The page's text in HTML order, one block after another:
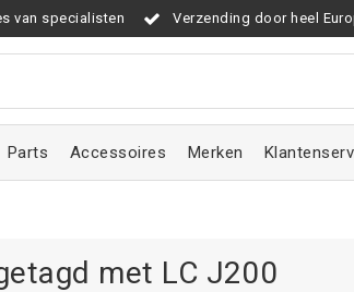
van specialisten Verzending door heel
Parts Accessoires Merken
met LC J200